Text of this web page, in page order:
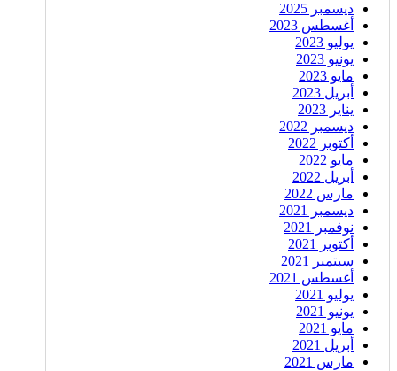
ديسمبر 2025
أغسطس 2023
يوليو 2023
يونيو 2023
مايو 2023
أبريل 2023
يناير 2023
ديسمبر 2022
أكتوبر 2022
مايو 2022
أبريل 2022
مارس 2022
ديسمبر 2021
نوفمبر 2021
أكتوبر 2021
سبتمبر 2021
أغسطس 2021
يوليو 2021
يونيو 2021
مايو 2021
أبريل 2021
مارس 2021